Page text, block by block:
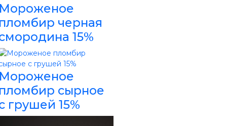
черная
15%
сырное
грушей 15%